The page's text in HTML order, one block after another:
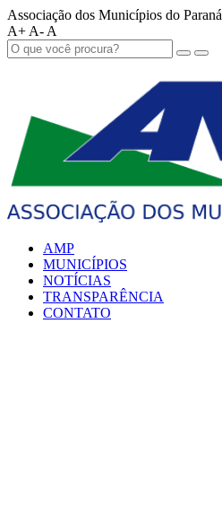
Associação dos Municípios do Paraná
A+ A- A
AMP
MUNICÍPIOS
NOTÍCIAS
TRANSPARÊNCIA
CONTATO